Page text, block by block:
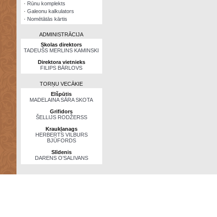
· Rūnu komplekts
· Galeonu kalkulators
· Nomētātās kārtis
ADMINISTRĀCIJA
Skolas direktors
TADEUŠS MERLINS KAMINSKI
Direktora vietnieks
FILIPS BĀRLOVS
TORŅU VECĀKIE
Elšpūtis
MADELAINA SĀRA SKOTA
Grifidors
ŠELLIJS RODŽERSS
Kraukļanags
HERBERTS VILBURS
BJŪFORDS
Slīdenis
DARENS O’SALIVANS